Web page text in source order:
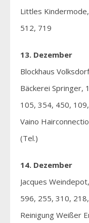
Littles
512, 719
13. Dezember
Blockhaus
Bäckerei Springer,
105, 354, 450,
Vaino
(Tel.)
14. Dezember
Jacques
596, 255, 310,
Reinigung Weißer